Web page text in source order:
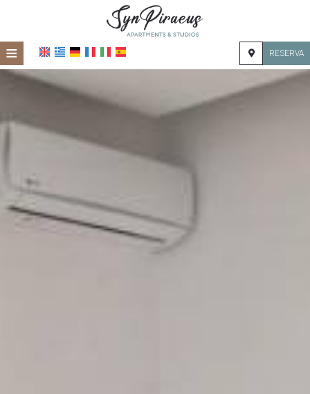
≡ RESERVA
UBICACIÓN
INSTALACIONES